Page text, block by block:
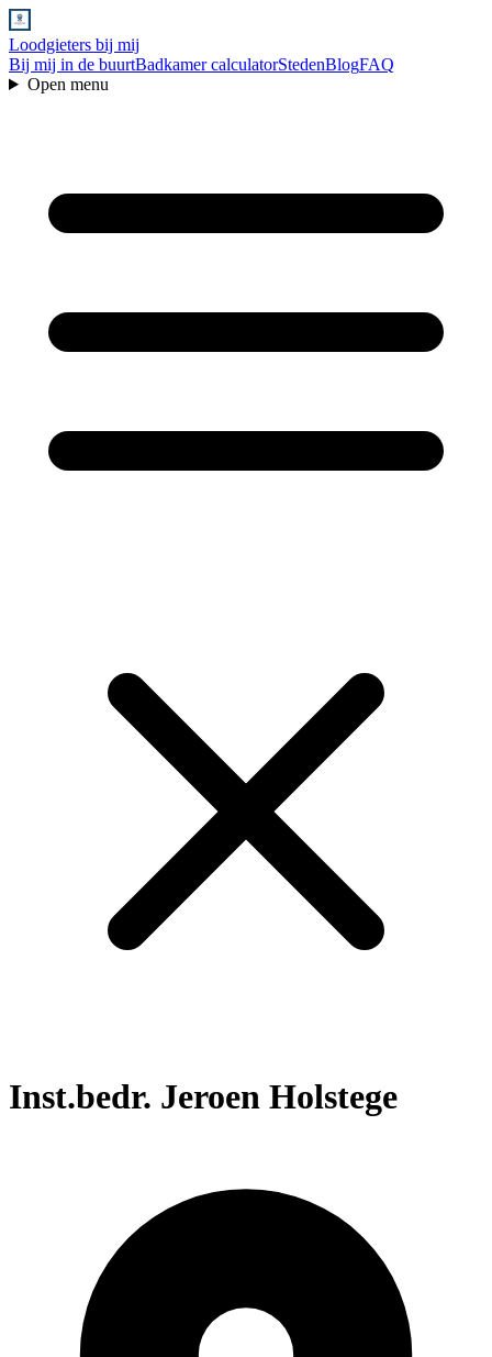
Loodgieters bij mij
Bij mij in de buurtBadkamer calculatorStedenBlogFAQ
Open menu
Inst.bedr. Jeroen Holstege